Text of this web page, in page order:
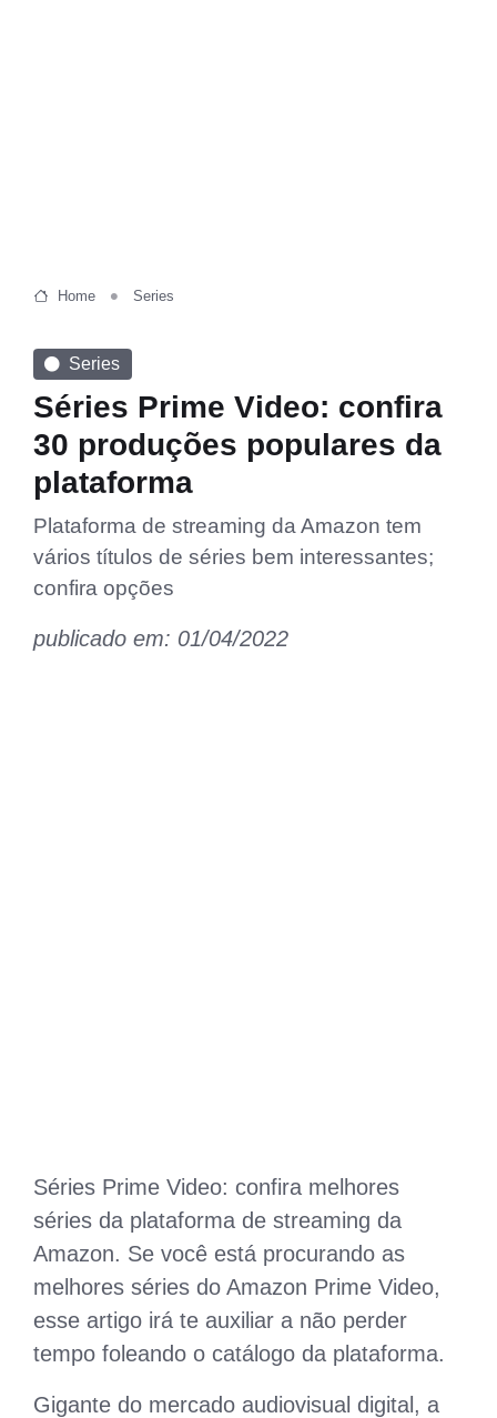
Home Series
Series
Séries Prime Video: confira
30 produções populares da
plataforma
Plataforma de streaming da Amazon tem
vários títulos de séries bem interessantes;
confira opções
publicado em: 01/04/2022
Séries Prime Video: confira melhores
séries da plataforma de streaming da
Amazon. Se você está procurando as
melhores séries do Amazon Prime Video,
esse artigo irá te auxiliar a não perder
tempo foleando o catálogo da plataforma.
Gigante do mercado audiovisual digital, a